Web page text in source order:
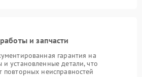
и запчасти
гарантия на
установленные детали, что
неисправностей